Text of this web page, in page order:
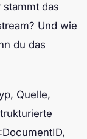
das
Und wie
du das
Quelle,